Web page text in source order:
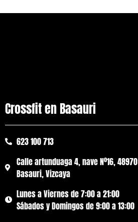
Crossfit en Basauri
623 100 713
Calle artunduaga 4, nave Nº16, 48970
Basauri, Vizcaya
Lunes a Viernes de 7:00 a 21:00
Sábados y Domingos de 9:00 a 13:00